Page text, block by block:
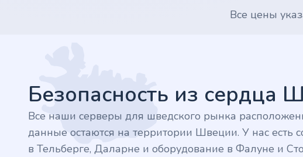
.tips
Все цены
Безопасность из сердца
Все наши серверы для шведского рынка
данные остаются на территории Швеции. У нас есть
в Тельберге, Даларне и оборудование в Фалуне и